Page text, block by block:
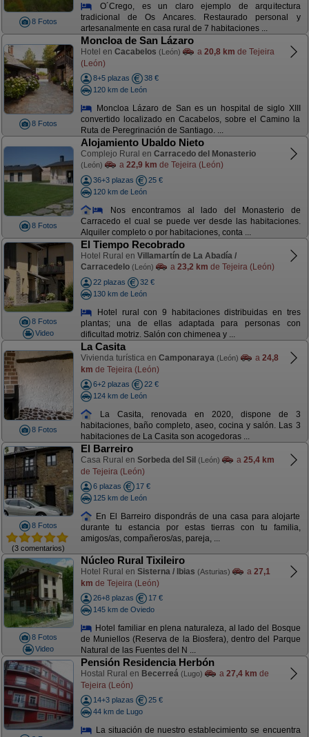
8 Fotos
O´Crego, es un claro ejemplo de arquitectura
tradicional de Os Ancares. Restaurado personal y
artesanalmente en casa rural de 7 habitaciones ...
8 Fotos
Moncloa de San Lázaro
Hotel en Cacabelos (León) a 20,8 km de Tejeira
(León)
8+5 plazas
38 €
120 km de León
Moncloa Lázaro de San es un hospital de siglo XIII
convertido localizado en Cacabelos, sobre el Camino la
Ruta de Peregrinación de Santiago. ...
8 Fotos
Alojamiento Ubaldo Nieto
Complejo Rural en Carracedo del Monasterio
(León) a 22,9 km de Tejeira (León)
36+3 plazas
25 €
120 km de León
Nos encontramos al lado del Monasterio de
Carracedo el cual se puede ver desde las habitaciones.
Alquiler completo o por habitaciones, conta ...
8 Fotos
Video
El Tiempo Recobrado
Hotel Rural en Villamartín de La Abadía /
Carracedelo (León) a 23,2 km de Tejeira (León)
22 plazas
32 €
130 km de León
Hotel rural con 9 habitaciones distribuidas en tres
plantas; una de ellas adaptada para personas con
dificultad motriz. Salón con chimenea y ...
8 Fotos
La Casita
Vivienda turística en Camponaraya (León) a 24,8
km de Tejeira (León)
6+2 plazas
22 €
124 km de León
La Casita, renovada en 2020, dispone de 3
habitaciones, baño completo, aseo, cocina y salón. Las 3
habitaciones de La Casita son acogedoras ...
8 Fotos
(3 comentarios)
El Barreiro
Casa Rural en Sorbeda del Sil (León) a 25,4 km
de Tejeira (León)
6 plazas
17 €
125 km de León
En El Barreiro dispondrás de una casa para alojarte
durante tu estancia por estas tierras con tu familia,
amigos/as, compañeros/as, pareja, ...
8 Fotos
Video
Núcleo Rural Tixileiro
Hotel Rural en Sisterna / Ibias (Asturias) a 27,1
km de Tejeira (León)
26+8 plazas
17 €
145 km de Oviedo
Hotel familiar en plena naturaleza, al lado del Bosque
de Muniellos (Reserva de la Biosfera), dentro del Parque
Natural de las Fuentes del N ...
Pensión Residencia Herbón
Hostal Rural en Becerreá (Lugo) a 27,4 km de
Tejeira (León)
14+3 plazas
25 €
44 km de Lugo
La situación de nuestro establecimiento se encuentra